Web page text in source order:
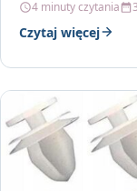
4 minuty czytania
Czytaj więcej